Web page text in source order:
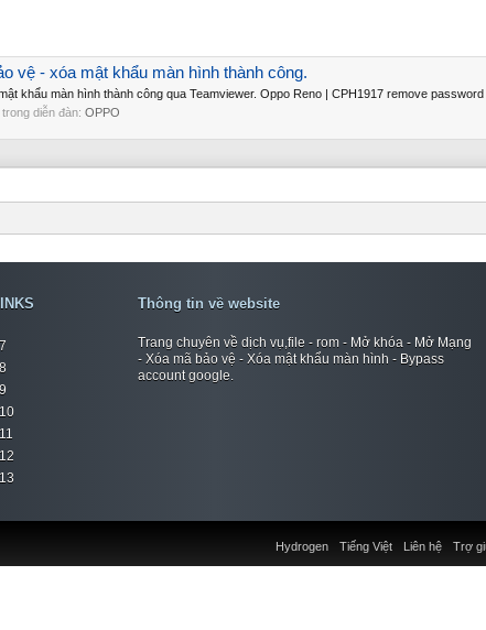
vệ - xóa mật khẩu màn hình thành công.
khẩu màn hình thành công qua Teamviewer. Oppo Reno | CPH1917 remove password
trong diễn đàn: OPPO
Thông tin về website
Trang chuyên về dịch vụ,file - rom - Mở khóa - Mở Mạng
- Xóa mã bảo vệ - Xóa mật khẩu màn hình - Bypass
account google.
Liên hệ Trợ
Hydrogen Tiếng Việt